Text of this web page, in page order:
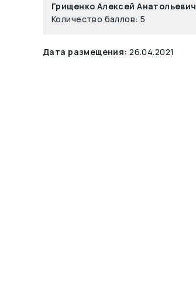
Грищенко Алексей Анатольевич
Количество баллов: 5
Дата размещения: 26.04.2021